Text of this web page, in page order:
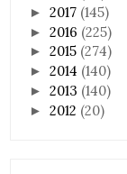
►2017 (145)
►2016 (225)
►2015 (274)
►2014 (140)
►2013 (140)
►2012 (20)